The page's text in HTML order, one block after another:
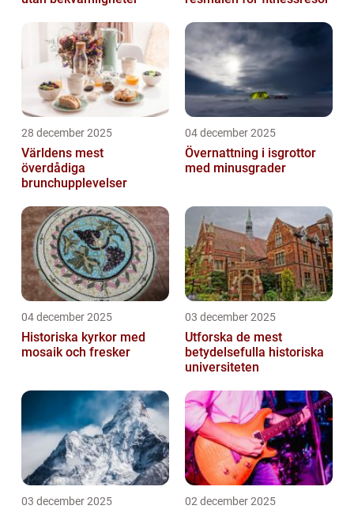
28 december 2025
Världens mest
överdådiga
brunchupplevelser
04 december 2025
Övernattning i isgrottor
med minusgrader
04 december 2025
Historiska kyrkor med
mosaik och fresker
03 december 2025
Utforska de mest
betydelsefulla historiska
universiteten
03 december 2025 02 december 2025